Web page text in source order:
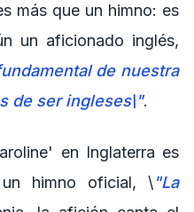
más que un himno: es
un aficionado inglés,
de nuestra
de ser ingleses\".
en Inglaterra es
himno oficial, \"La